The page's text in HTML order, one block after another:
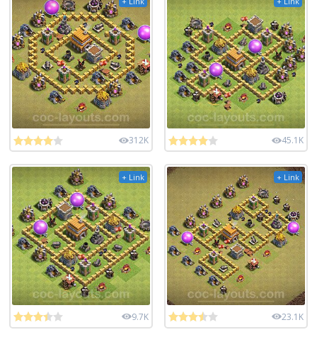
312K 45.1K
+ Link
9.7K
+ Link
23.1K